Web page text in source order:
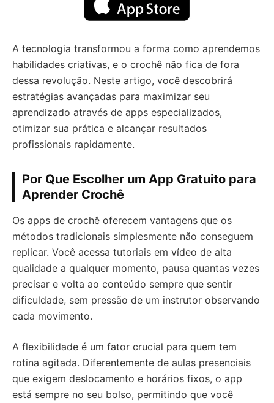
A tecnologia transformou a forma como aprendemos
habilidades criativas, e o crochê não fica de fora
dessa revolução. Neste artigo, você descobrirá
estratégias avançadas para maximizar seu
aprendizado através de apps especializados,
otimizar sua prática e alcançar resultados
profissionais rapidamente.
Por Que Escolher um App Gratuito para
Aprender Crochê
Os apps de crochê oferecem vantagens que os
métodos tradicionais simplesmente não conseguem
replicar. Você acessa tutoriais em vídeo de alta
qualidade a qualquer momento, pausa quantas vezes
precisar e volta ao conteúdo sempre que sentir
dificuldade, sem pressão de um instrutor observando
cada movimento.
A flexibilidade é um fator crucial para quem tem
rotina agitada. Diferentemente de aulas presenciais
que exigem deslocamento e horários fixos, o app
está sempre no seu bolso, permitindo que você